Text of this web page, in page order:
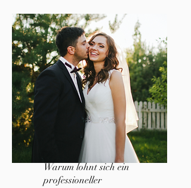
Warum lohnt sich ein
professioneller